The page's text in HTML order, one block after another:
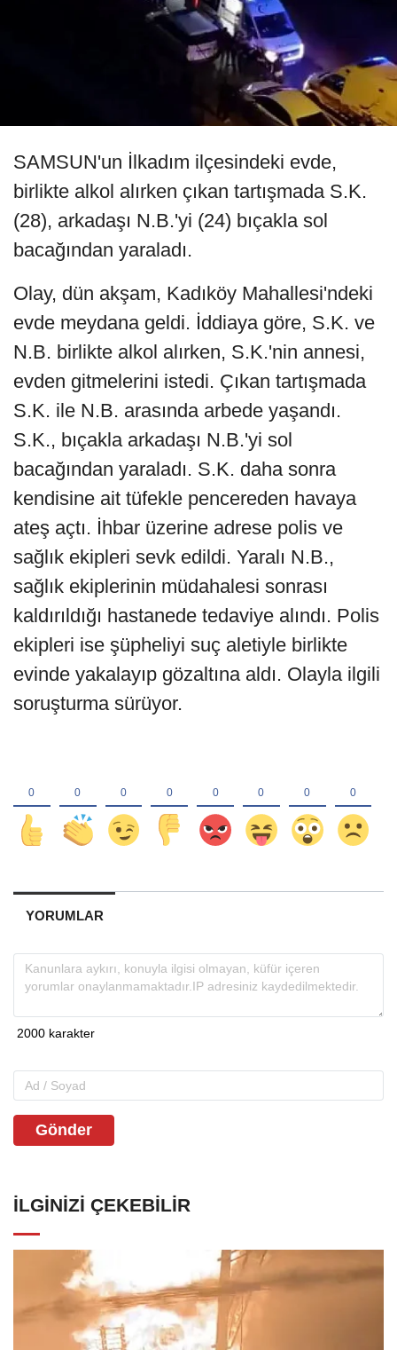
SAMSUN'un İlkadım ilçesindeki evde,
birlikte alkol alırken çıkan tartışmada S.K.
(28), arkadaşı N.B.'yi (24) bıçakla sol
bacağından yaraladı.
Olay, dün akşam, Kadıköy Mahallesi'ndeki
evde meydana geldi. İddiaya göre, S.K. ve
N.B. birlikte alkol alırken, S.K.'nin annesi,
evden gitmelerini istedi. Çıkan tartışmada
S.K. ile N.B. arasında arbede yaşandı.
S.K., bıçakla arkadaşı N.B.'yi sol
bacağından yaraladı. S.K. daha sonra
kendisine ait tüfekle pencereden havaya
ateş açtı. İhbar üzerine adrese polis ve
sağlık ekipleri sevk edildi. Yaralı N.B.,
sağlık ekiplerinin müdahalesi sonrası
kaldırıldığı hastanede tedaviye alındı. Polis
ekipleri ise şüpheliyi suç aletiyle birlikte
evinde yakalayıp gözaltına aldı. Olayla ilgili
soruşturma sürüyor.
YORUMLAR
Gönder
İLGINIZI ÇEKEBILIR